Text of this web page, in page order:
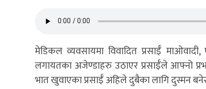
मेडिकल व्यवसायमा विवादित प्रसाईँ
लगायतका अजेण्डाहरु उठाएर प्रसाईँले आफ्नो
भात खुवाएका प्रसाईँ अहिले दुबैका लागि दुस्मन